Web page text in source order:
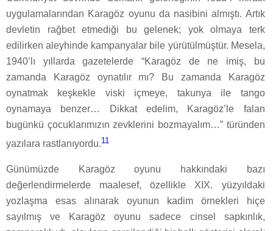
uygulamalarından Karagöz oyunu da nasibini almıştı. Artık
devletin rağbet etmediği bu gelenek; yok olmaya terk
edilirken aleyhinde kampanyalar bile yürütülmüştür. Mesela,
1940’lı yıllarda gazetelerde “Karagöz de ne imiş, bu
zamanda Karagöz oynatılır mı? Bu zamanda Karagöz
oynatmak keşkekle viski içmeye, takunya ile tango
oynamaya benzer… Dikkat edelim, Karagöz’le falan
bugünkü çocuklarımızın zevklerini bozmayalım…” türünden
yazılara rastlanıyordu.11
Günümüzde Karagöz oyunu hakkındaki bazı
değerlendirmelerde maalesef, özellikle XIX. yüzyıldaki
yozlaşma esas alınarak oyunun kadim örnekleri hiçe
sayılmış ve Karagöz oyunu sadece cinsel sapkınlık,